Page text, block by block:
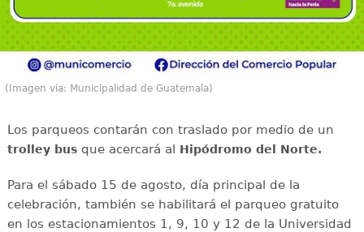
(Imagen vía: Municipalidad de Guatemala)
Los parqueos contarán con traslado por medio de un
trolley busque acercará al Hipódromo del Norte.
Para el sábado 15 de agosto, día principal de la
celebración, también se habilitará el parqueo gratuito
en los estacionamientos 1, 9, 10 y 12 de la Universidad